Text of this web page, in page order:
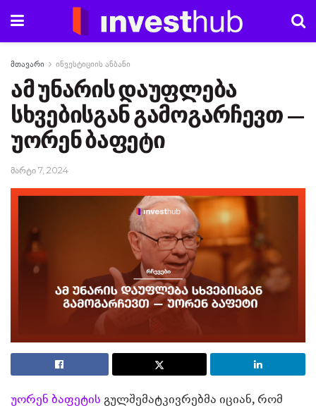
მთავარი ინვესტიციის ანბანი
ამ უნარის დაუფლება
სხვებისგან გამოგარჩევთ —
უორენ ბაფეტი
მარტი 7, 2024
უორენ ბაფეტის გულშემატკივრებმა იციან, რომ